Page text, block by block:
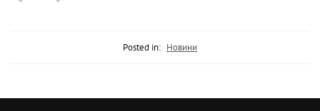
Posted in: Новини